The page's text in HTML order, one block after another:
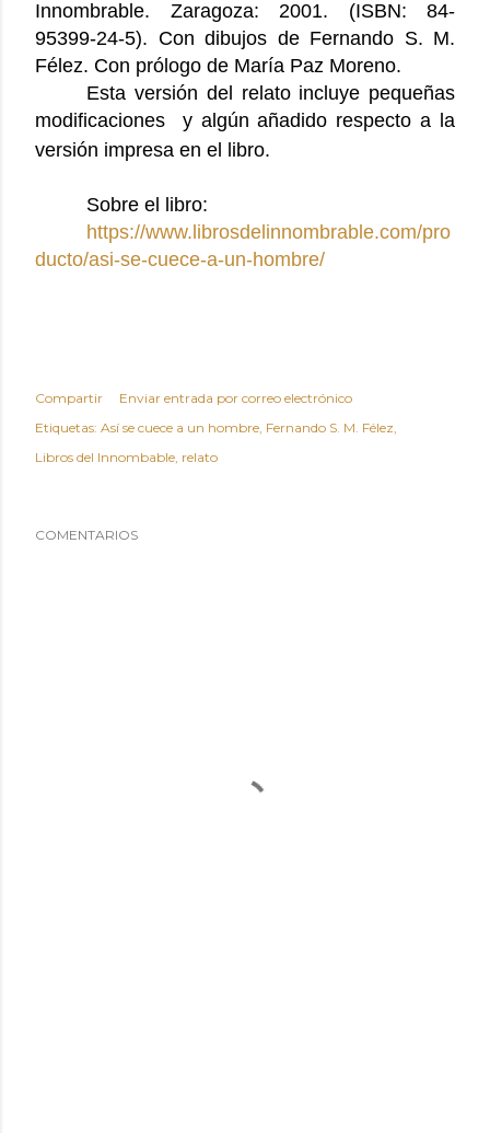
Innombrable. Zaragoza: 2001. (ISBN: 84-
95399-24-5). Con dibujos de Fernando S. M.
Félez. Con prólogo de María Paz Moreno.
Esta versión del relato incluye pequeñas
modificaciones y algún añadido respecto a la
versión impresa en el libro.
Sobre el libro:
https://www.librosdelinnombrable.com/pro
ducto/asi-se-cuece-a-un-hombre/
Compartir
Enviar entrada por correo electrónico
Etiquetas: Así se cuece a un hombre Fernando S. M. Félez
Libros del Innombable relato
COMENTARIOS